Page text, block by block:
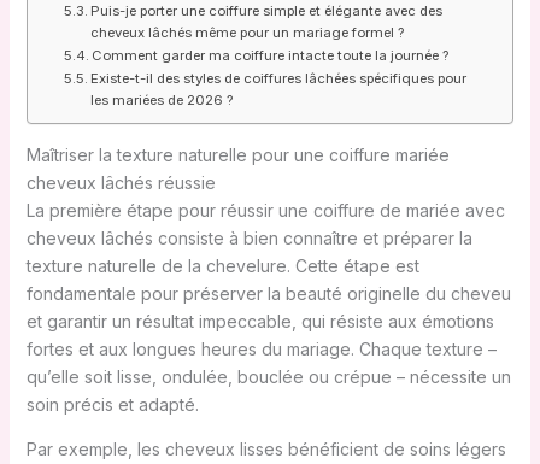
Puis-je porter une coiffure simple et élégante avec des
cheveux lâchés même pour un mariage formel ?
Comment garder ma coiffure intacte toute la journée ?
Existe-t-il des styles de coiffures lâchées spécifiques pour
les mariées de 2026 ?
Maîtriser la texture naturelle pour une coiffure mariée
cheveux lâchés réussie
La première étape pour réussir une coiffure de mariée avec
cheveux lâchés consiste à bien connaître et préparer la
texture naturelle de la chevelure. Cette étape est
fondamentale pour préserver la beauté originelle du cheveu
et garantir un résultat impeccable, qui résiste aux émotions
fortes et aux longues heures du mariage. Chaque texture –
qu’elle soit lisse, ondulée, bouclée ou crépue – nécessite un
soin précis et adapté.
Par exemple, les cheveux lisses bénéficient de soins légers